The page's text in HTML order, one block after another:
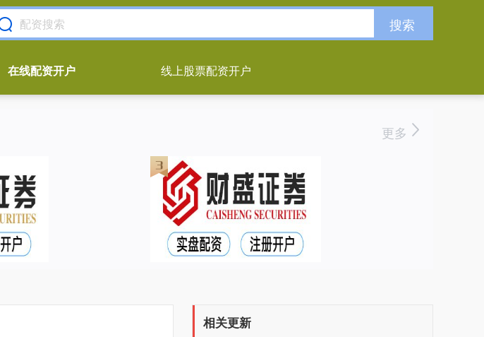
搜索
在线配资开户 线上股票配资开户
更多
相关更新